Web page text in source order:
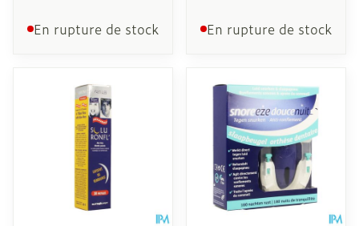
En rupture de stock En rupture de stock